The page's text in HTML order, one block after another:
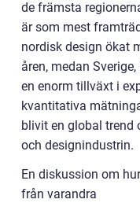
de främsta
är som mest
nordisk design ökat
åren, medan
en enorm tillväxt i
kvantitativa
blivit en global trend
och designindustrin.
En diskussion om
från varandra